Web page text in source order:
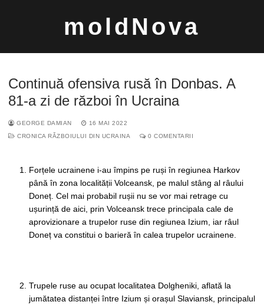
moldNova
Continuă ofensiva rusă în Donbas. A
81-a zi de război în Ucraina
GEORGE DAMIAN
16 MAI 2022
CRONICA RĂZBOIULUI DIN UCRAINA
0 COMENTARII
Forțele ucrainene i-au împins pe ruși în regiunea Harkov
până în zona localității Volceansk, pe malul stâng al râului
Doneț. Cel mai probabil rușii nu se vor mai retrage cu
ușurință de aici, prin Volceansk trece principala cale de
aprovizionare a trupelor ruse din regiunea Izium, iar râul
Doneț va constitui o barieră în calea trupelor ucrainene.
Trupele ruse au ocupat localitatea Dolgheniki, aflată la
jumătatea distanței între Izium și orașul Slaviansk, principalul